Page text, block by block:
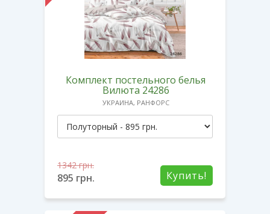
Комплект постельного белья
Вилюта 24286
УКРАИНА, РАНФОРС
Купить!
1342грн.
895 грн.